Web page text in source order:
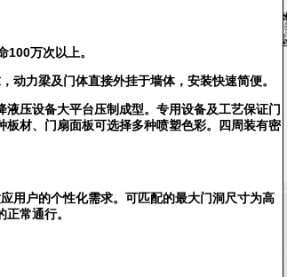
万次以上。
力梁及门体直接外挂于墙体，安装快速简便。
压设备大平台压制成型。专用设备及工艺保证门
材、门扇面板可选择多种喷塑色彩。四周装有密
用户的个性化需求。可匹配的最大门洞尺寸为高
常通行。